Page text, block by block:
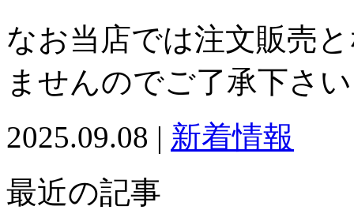
なお当店では注文販売
ませんのでご了承下さい
2025.09.08 | 新着情報
最近の記事